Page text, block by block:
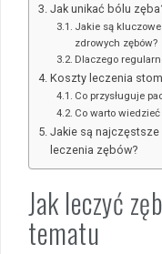
Jak unikać bólu
Jakie są
zdrowych zębów?
Dlaczego
Koszty leczenia
Co przysługuje
Co warto
Jakie są najczęstsze
leczenia zębów?
Jak leczyć
tematu